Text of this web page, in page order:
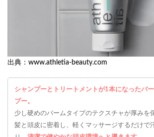
出典：www.athletia-beauty.com
シャンプーとトリートメントが1本になったバ
プー。
少し硬めのバームタイプのテクスチャが厚みを
髪と頭皮に密着し、軽くマッサージするだけで